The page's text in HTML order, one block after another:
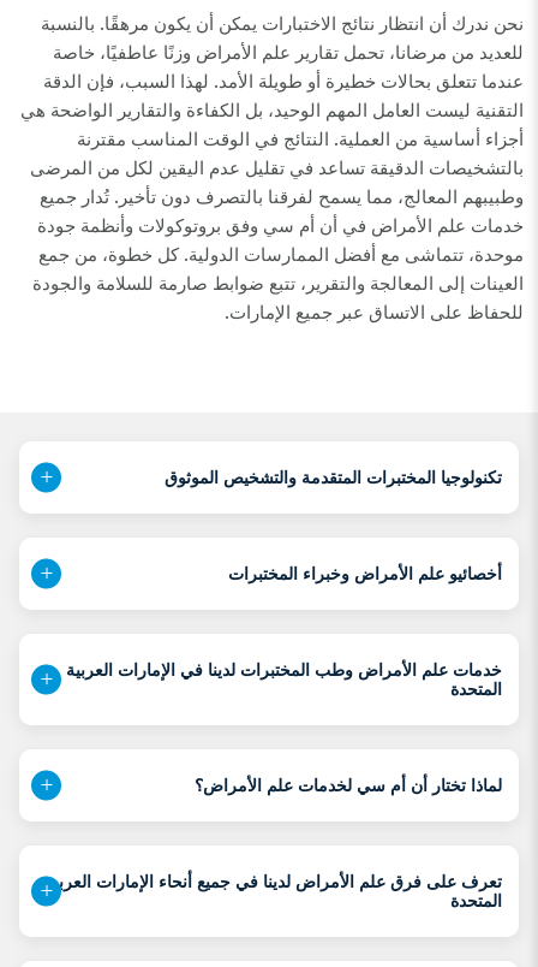
نحن ندرك أن انتظار نتائج الاختبارات يمكن أن يكون مرهقًا. بالنسبة
للعديد من مرضانا، تحمل تقارير علم الأمراض وزنًا عاطفيًا، خاصة
عندما تتعلق بحالات خطيرة أو طويلة الأمد. لهذا السبب، فإن الدقة
التقنية ليست العامل المهم الوحيد، بل الكفاءة والتقارير الواضحة هي
أجزاء أساسية من العملية. النتائج في الوقت المناسب مقترنة
بالتشخيصات الدقيقة تساعد في تقليل عدم اليقين لكل من المرضى
وطبيبهم المعالج، مما يسمح لفرقنا بالتصرف دون تأخير. تُدار جميع
خدمات علم الأمراض في أن أم سي وفق بروتوكولات وأنظمة جودة
موحدة، تتماشى مع أفضل الممارسات الدولية. كل خطوة، من جمع
العينات إلى المعالجة والتقرير، تتبع ضوابط صارمة للسلامة والجودة
للحفاظ على الاتساق عبر جميع الإمارات.
تكنولوجيا المختبرات المتقدمة والتشخيص الموثوق
أخصائيو علم الأمراض وخبراء المختبرات
خدمات علم الأمراض وطب المختبرات لدينا في الإمارات العربية
المتحدة
لماذا تختار أن أم سي لخدمات علم الأمراض؟
تعرف على فرق علم الأمراض لدينا في جميع أنحاء الإمارات العربية
المتحدة